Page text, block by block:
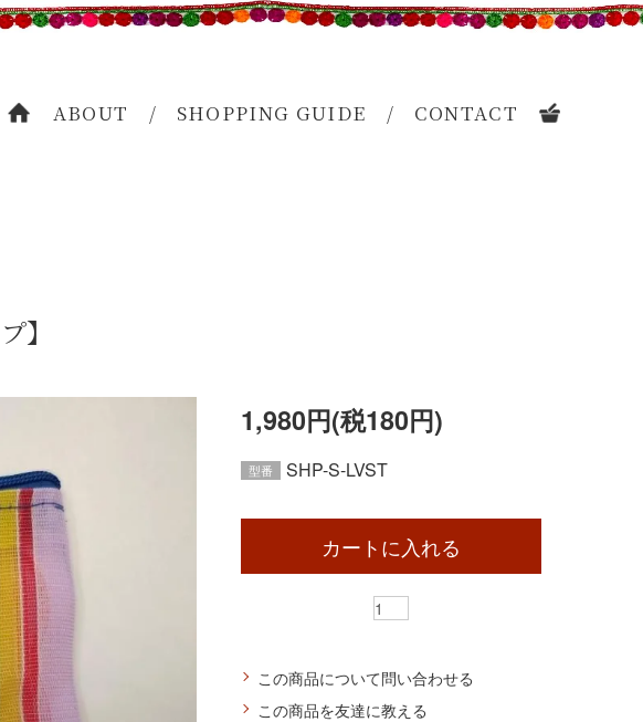
HOME
ABOUT SHOPPING GUIDE CONTACT
】
1,980円(税180円)
型番 SHP-S-LVST
カートに入れる
この商品について問い合わせる
この商品を友達に教える